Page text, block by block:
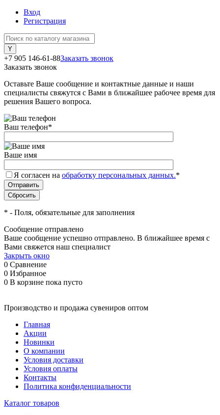
Вход
Регистрация
+7 905 146-61-88Заказать звонок
Заказать звонок
Оставьте Ваше сообщение и контактные данные и наши
специалисты свяжутся с Вами в ближайшее рабочее время для
решения Вашего вопроса.
Ваш телефон*
Ваше имя
Я согласен на обработку персональных данных.*
* - Поля, обязательные для заполнения
Сообщение отправлено
Ваше сообщение успешно отправлено. В ближайшее время с
Вами свяжется наш специалист
Закрыть окно
0 Сравнение
0 Избранное
0 В корзине пока пусто
Производство и продажа сувениров оптом
Главная
Акции
Новинки
О компании
Условия доставки
Условия оплаты
Контакты
Политика конфиденциальности
Каталог товаров